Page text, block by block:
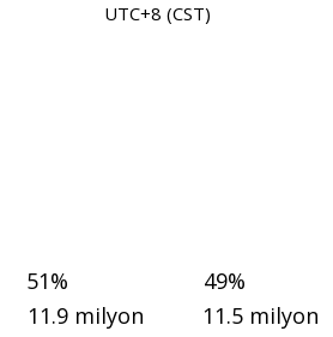
UTC+8 (CST)
51%
11.9 milyon
49%
11.5 milyon